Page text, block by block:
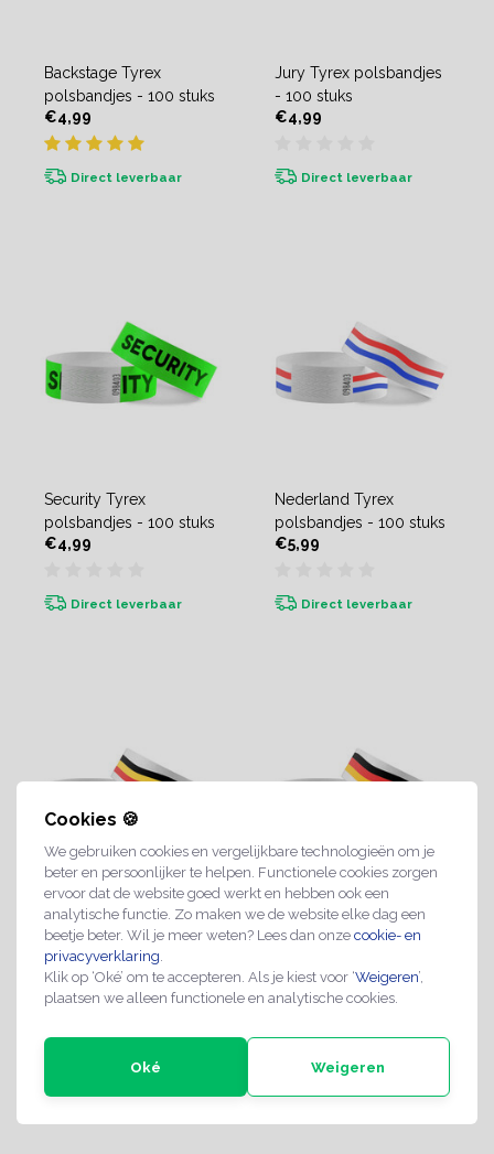
Cookies 🍪
We gebruiken cookies en vergelijkbare technologieën om je
beter en persoonlijker te helpen. Functionele cookies zorgen
ervoor dat de website goed werkt en hebben ook een
analytische functie. Zo maken we de website elke dag een
beetje beter. Wil je meer weten? Lees dan onze cookie- en
privacyverklaring.
Klik op ‘Oké’ om te accepteren. Als je kiest voor ‘Weigeren’,
plaatsen we alleen functionele en analytische cookies.
Oké Weigeren
Backstage Tyrex
polsbandjes - 100 stuks
€4,99
Direct leverbaar
Jury Tyrex polsbandjes
- 100 stuks
€4,99
Direct leverbaar
Security Tyrex
polsbandjes - 100 stuks
€4,99
Direct leverbaar
Nederland Tyrex
polsbandjes - 100 stuks
€5,99
Direct leverbaar
België Tyrex
polsbandjes - 100 stuks
€5,99
Duitsland Tyrex
€5,99